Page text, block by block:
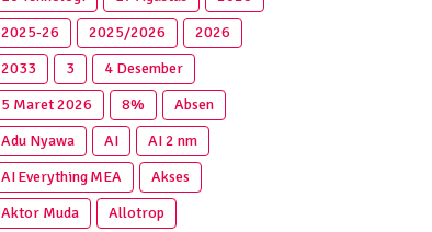
2025‑26
2025/2026
2026
2033
3
4 Desember
5 Maret 2026
8%
Absen
Adu Nyawa
AI
AI 2 nm
AI Everything MEA
Akses
Aktor Muda
Allotrop